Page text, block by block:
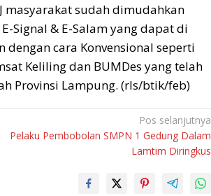
masyarakat sudah dimudahkan
Signal & E-Salam yang dapat di
cara Konvensional seperti
Keliling dan BUMDes yang telah
Provinsi Lampung. (rls/btik/feb)
Pos selanjutnya
Pelaku Pembobolan SMPN 1 Gedung Dalam
Lamtim Diringkus